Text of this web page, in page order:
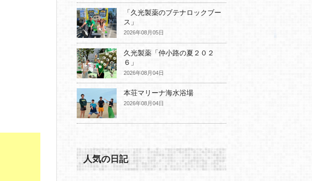
「久光製薬のブテナロックブー
ス」
2026年08月05日
久光製薬「仲小路の夏２０２
６」
2026年08月04日
本荘マリーナ海水浴場
2026年08月04日
人気の日記